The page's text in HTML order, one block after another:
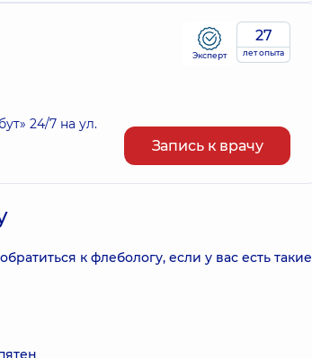
24/7 на ул.
27
лет опыта
Эксперт
Запись к врачу
к флебологу, если у вас есть такие